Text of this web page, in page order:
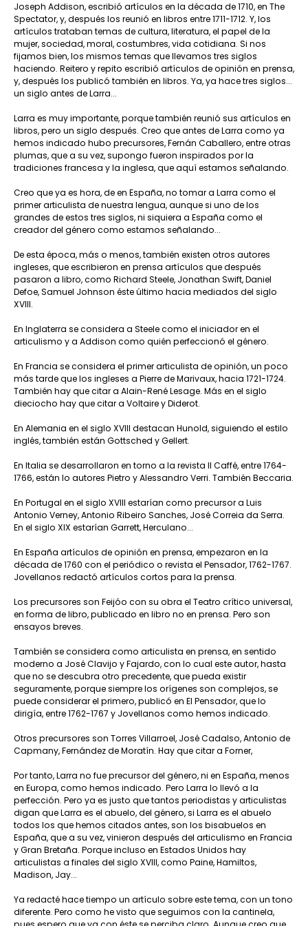
Joseph Addison, escribió artículos en la década de 1710, en The
Spectator, y, después los reunió en libros entre 1711-1712. Y, los
artículos trataban temas de cultura, literatura, el papel de la
mujer, sociedad, moral, costumbres, vida cotidiana. Si nos
fijamos bien, los mismos temas que llevamos tres siglos
haciendo. Reitero y repito escribió artículos de opinión en prensa,
y, después los publicó también en libros. Ya, ya hace tres siglos...
un siglo antes de Larra...
Larra es muy importante, porque también reunió sus artículos en
libros, pero un siglo después. Creo que antes de Larra como ya
hemos indicado hubo precursores, Fernán Caballero, entre otras
plumas, que a su vez, supongo fueron inspirados por la
tradiciones francesa y la inglesa, que aquí estamos señalando.
Creo que ya es hora, de en España, no tomar a Larra como el
primer articulista de nuestra lengua, aunque si uno de los
grandes de estos tres siglos, ni siquiera a España como el
creador del género como estamos señalando...
De esta época, más o menos, también existen otros autores
ingleses, que escribieron en prensa artículos que después
pasaron a libro, como Richard Steele, Jonathan Swift, Daniel
Defoe, Samuel Johnson éste último hacia mediados del siglo
XVIII.
En Inglaterra se considera a Steele como el iniciador en el
articulismo y a Addison como quién perfeccionó el género.
En Francia se considera el primer articulista de opinión, un poco
más tarde que los ingleses a Pierre de Marivaux, hacia 1721-1724.
También hay que citar a Alain-René Lesage. Más en el siglo
dieciocho hay que citar a Voltaire y Diderot.
En Alemania en el siglo XVIII destacan Hunold, siguiendo el estilo
inglés, también están Gottsched y Gellert.
En Italia se desarrollaron en torno a la revista Il Caffé, entre 1764-
1766, están lo autores Pietro y Alessandro Verri. También Beccaria.
En Portugal en el siglo XVIII estarían como precursor a Luis
Antonio Verney, Antonio Ribeiro Sanches, José Correia da Serra.
En el siglo XIX estarían Garrett, Herculano...
En España artículos de opinión en prensa, empezaron en la
década de 1760 con el periódico o revista el Pensador, 1762-1767.
Jovellanos redactó artículos cortos para la prensa.
Los precursores son Feijóo con su obra el Teatro crítico universal,
en forma de libro, publicado en libro no en prensa. Pero son
ensayos breves.
También se considera como articulista en prensa, en sentido
moderno a José Clavijo y Fajardo, con lo cual este autor, hasta
que no se descubra otro precedente, que pueda existir
seguramente, porque siempre los orígenes son complejos, se
puede considerar el primero, publicó en El Pensador, que lo
dirigía, entre 1762-1767 y Jovellanos como hemos indicado.
Otros precursores son Torres Villarroel, José Cadalso, Antonio de
Capmany, Fernández de Moratín. Hay que citar a Forner,
Por tanto, Larra no fue precursor del género, ni en España, menos
en Europa, como hemos indicado. Pero Larra lo llevó a la
perfección. Pero ya es justo que tantos periodistas y articulistas
digan que Larra es el abuelo, del género, si Larra es el abuelo
todos los que hemos citados antes, son los bisabuelos en
España, que a su vez, vinieron después del articulismo en Francia
y Gran Bretaña. Porque incluso en Estados Unidos hay
articulistas a finales del siglo XVIII, como Paine, Hamiltos,
Madison, Jay...
Ya redacté hace tiempo un artículo sobre este tema, con un tono
diferente. Pero como he visto que seguimos con la cantinela,